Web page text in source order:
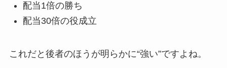
配当1倍の勝ち
配当30倍の役成立
これだと後者のほうが明らかに“強い”ですよね。